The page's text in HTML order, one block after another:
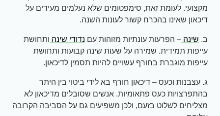
או בחורף, ולא מרגישים אותם בחורף יכולים לפנות לייעוץ
מקצועי. לעומת זאת, סימפטומים שלא נעלמים מעידים על
דיכאון שאינו בהכרח קשור לעונות השנה.
ב.שינה– הפרעות עונתיות מזוהות עםנדודי שינהותחושת
עייפות תמידית. שמירה על שעות שינה קבועות ותחושת
עייפות מוגברת בחורף עשויים להיות תסמין לדיכאון.
ג. עצבנות וכעס – דיכאון חורף בא לידי ביטוי בין היתר
בהתפרצויות כעס פתאומיות. אנשים שסובלים מדיכאון לא
מצליחים לשלוט בזעם, ולכן משפיעים גם על הסביבה הקרובה